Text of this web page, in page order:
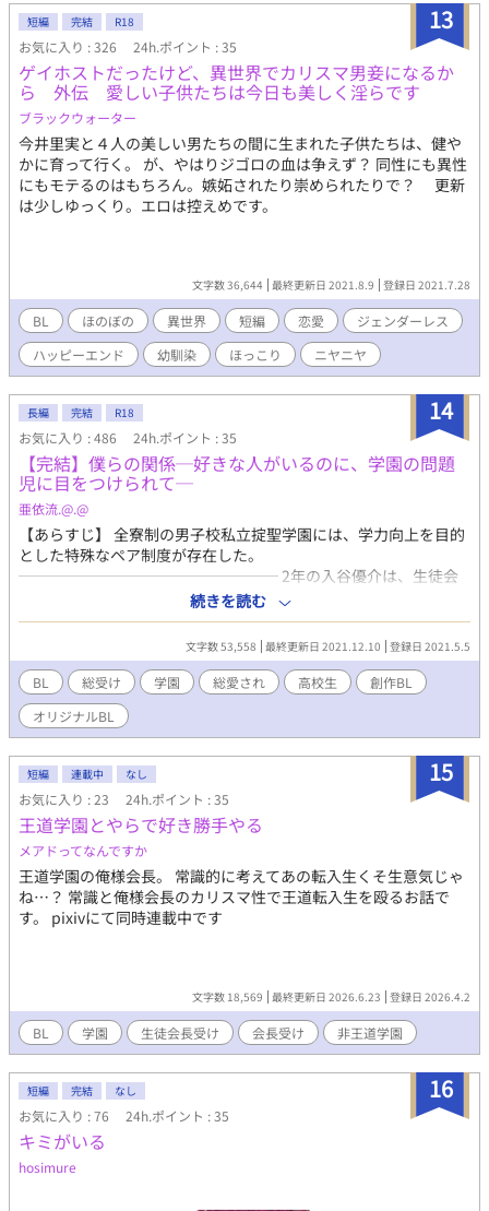
13
短編 完結 R18
お気に入り : 326 24h.ポイント : 35
ゲイホストだったけど、異世界でカリスマ男妾になるか
ら 外伝 愛しい子供たちは今日も美しく淫らです
ブラックウォーター
今井里実と４人の美しい男たちの間に生まれた子供たちは、健や
かに育って行く。 が、やはりジゴロの血は争えず？ 同性にも異性
にもモテるのはもちろん。嫉妬されたり崇められたりで？ 更新
は少しゆっくり。エロは控えめです。
文字数 36,644 最終更新日 2021.8.9 登録日 2021.7.28
BL ほのぼの 異世界 短編 恋愛
ジェンダーレス
ハッピーエンド
幼馴染 ほっこり ニヤニヤ
14
長編 完結 R18
お気に入り : 486 24h.ポイント : 35
【完結】僕らの関係─好きな人がいるのに、学園の問題
児に目をつけられて─
亜依流.@.@
【あらすじ】 全寮制の男子校私立掟聖学園には、学力向上を目的
とした特殊なペア制度が存在した。
───────────────── 2年の入谷優介は、生徒会
長であり学園のカリスマ、3年・中篠翔へ密かに思いを寄せてい
た。 翔とペアになる事を夢見る優介は、ある事件をきっかけに、
同じく3年の超絶問題児、本郷司とペアを組む事になってしまう。
傲慢な司に振り回される優介に手を差し伸べたのは、初恋の相手
である翔だった。
続きを読む
文字数 53,558 最終更新日 2021.12.10 登録日 2021.5.5
BL 総受け 学園 総愛され 高校生
創作BL
オリジナルBL
15
短編 連載中 なし
お気に入り : 23 24h.ポイント : 35
王道学園とやらで好き勝手やる
メアドってなんですか
王道学園の俺様会長。 常識的に考えてあの転入生くそ生意気じゃ
ね…？ 常識と俺様会長のカリスマ性で王道転入生を殴るお話で
す。 pixivにて同時連載中です
文字数 18,569 最終更新日 2026.6.23 登録日 2026.4.2
BL 学園 生徒会長受け 会長受け 非王道学園
16
短編 完結 なし
お気に入り : 76 24h.ポイント : 35
キミがいる
hosimure